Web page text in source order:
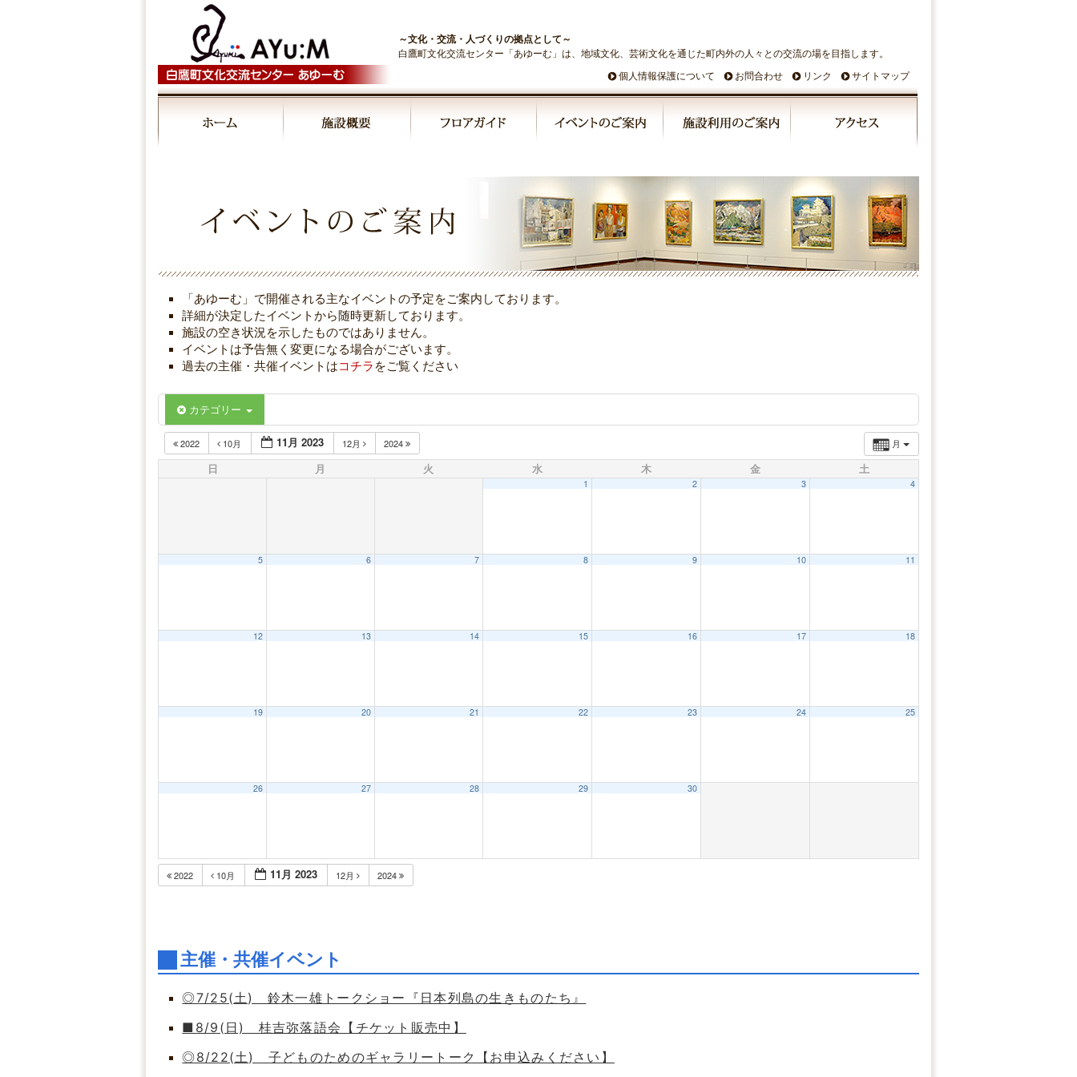
～文化・交流・人づくりの拠点として～
白鷹町文化交流センター「あゆーむ」は、地域文化、芸術文化を通じた町内外の人々との交流の場を目指します。
サイトマップ
リンク
お問合わせ
個人情報保護について
「あゆーむ」で開催される主なイベントの予定をご案内しております。
詳細が決定したイベントから随時更新しております。
施設の空き状況を示したものではありません。
イベントは予告無く変更になる場合がございます。
過去の主催・共催イベントはコチラ をご覧ください
カテゴリー
月
2022 10月 11月 2023 12月 2024
日 月 火 水 木 金 土
1 2 3 4
5 6 7 8 9 10 11
12 13 14 15 16 17 18
19 20 21 22 23 24 25
26 27 28 29 30
2022 10月 11月 2023 12月 2024
主催・共催イベント
◎7/25(土) 鈴木一雄トークショー『日本列島の生きものたち』
■8/9(日) 桂吉弥落語会【チケット販売中】
◎8/22(土) 子どものためのギャラリートーク【お申込みください】